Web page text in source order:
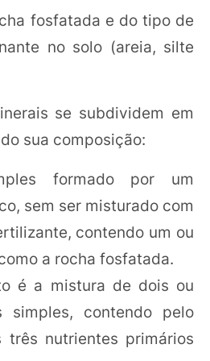
fosfatada e do tipo de
no solo (areia, silte
se subdividem em
sua composição:
formado por um
sem ser misturado com
contendo um ou
a rocha fosfatada.
é a mistura de dois ou
simples, contendo pelo
três nutrientes primários